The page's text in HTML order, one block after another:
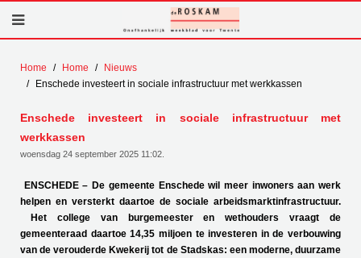
Home Home
Nieuws
Enschede investeert in sociale infrastructuur met werkkassen
Enschede investeert in sociale infrastructuur met
werkkassen
woensdag 24 september 2025 11:02
ENSCHEDE – De gemeente Enschede wil meer inwoners aan werk
helpen en versterkt daartoe de sociale arbeidsmarktinfrastructuur.
Het college van burgemeester en wethouders vraagt de
gemeenteraad daartoe 14,35 miljoen te investeren in de verbouwing
van de verouderde Kwekerij tot de Stadskas: een moderne, duurzame